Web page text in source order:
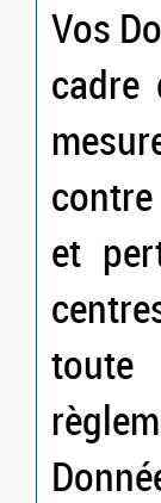
Vos
cadre
et
toute